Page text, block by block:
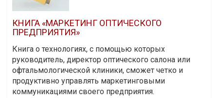
КНИГА «МАРКЕТИНГ ОПТИЧЕСКОГО
ПРЕДПРИЯТИЯ»
Книга о технологиях, с помощью которых
руководитель, директор оптического салона или
офтальмологической клиники, сможет четко и
продуктивно управлять маркетинговыми
коммуникациями своего предприятия.